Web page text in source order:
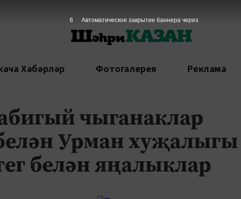
Хәбәрләр Фотогалерея Реклама
чыганаклар
Урман хуҗалыгы
белән яңалыклар
6 Автоматическое закрытие баннера через